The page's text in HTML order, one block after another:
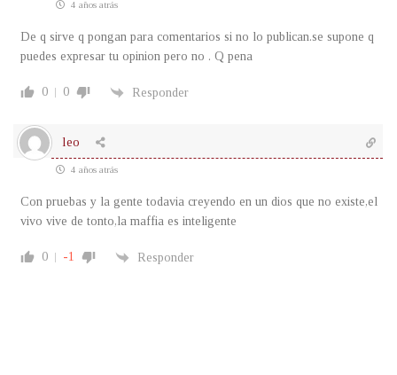
4 años atrás
De q sirve q pongan para comentarios si no lo publican.se supone q
puedes expresar tu opinion pero no . Q pena
0 0 Responder
leo
4 años atrás
Con pruebas y la gente todavia creyendo en un dios que no existe,el
vivo vive de tonto,la maffia es inteligente
0 -1 Responder